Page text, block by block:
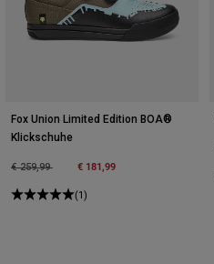
Fox Union Limited Edition BOA®
Klickschuhe
Price reduced from
€ 259,99to € 181,99
(1)